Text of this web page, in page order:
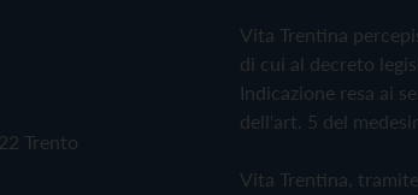
Trento
Vita Trentina
di cui al decreto
Indicazione resa ai
dell'art. 5 del
Vita Trentina,